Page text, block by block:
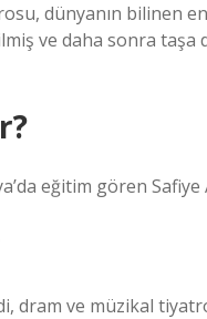
dünyanın bilinen
ve daha sonra
eğitim gören
dram ve müzikal